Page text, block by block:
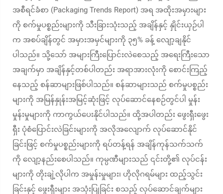
အစီရင်ခံစာ (Packaging Trends Report) အရ အထိုးအမှားများ
ကို စက်မှုပစ္စည်းများကို သီးခြားသုံးသည့် အချိန်နှင့် နှိုင်းယှဉ်ပါ
က အစပ်ချိန်တွင် အမှားအမှင်များကို ၃၅% ခန့် လျော့ချနိုင်
ပါသည်။ သို့သော် အများကြီးပြောင်းလဲစေသည့် အရေးကြီးသော
အချက်မှာ အချိန်နှင့်တစ်ပါတည်း အရာအားလုံးကို စောင်းကြည့်
နေသည့် စန်ဆာများဖြစ်ပါသည်။ စန်ဆာများသည် စက်မှုပစ္စည်း
များကို အမြန်နှုန်းအမြင့်ဆုံးဖြင့် လုပ်ဆောင်နေစဉ်တွင်ပါ မှုန်း
မှုန်းမှုများကို ကာကွယ်ပေးနိုင်ပါသည်။ ထို့အပါတည်း ဖွေးရှီးဖွေး
ရှီး ပုံစံပြောင်းလဲခြင်းများကို အလိုအလျောက် လုပ်ဆောင်နိုင်
ခြင်းဖြင့် စက်မှုပစ္စည်းများကို ရပ်တန့်ရန် အချိန်ကုန်သက်သက်
ကို လျော့နည်းစေပါသည်။ ကုမ္ပဏီများသည် ၎င်းတို့၏ လုပ်ငန်း
များကို တိုးချဲ့လိုပါက အမှုန်းမှုများ၊ ဟိုလိုဂရမ်များ ထည့်သွင်း
ခြင်းနှင့် ဖွေးရှီးများ အသုံးပြုခြင်း စသည့် လုပ်ဆောင်ချက်များ